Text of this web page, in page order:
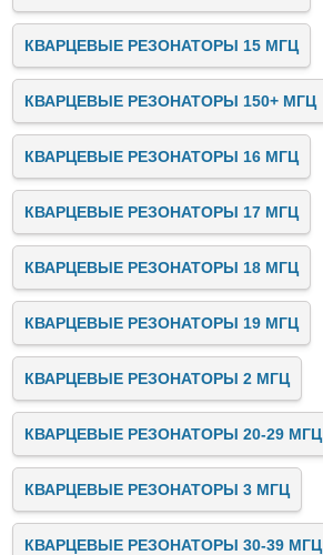
КВАРЦЕВЫЕ РЕЗОНАТОРЫ 15 МГЦ
КВАРЦЕВЫЕ РЕЗОНАТОРЫ 150+ МГЦ
КВАРЦЕВЫЕ РЕЗОНАТОРЫ 16 МГЦ
КВАРЦЕВЫЕ РЕЗОНАТОРЫ 17 МГЦ
КВАРЦЕВЫЕ РЕЗОНАТОРЫ 18 МГЦ
КВАРЦЕВЫЕ РЕЗОНАТОРЫ 19 МГЦ
КВАРЦЕВЫЕ РЕЗОНАТОРЫ 2 МГЦ
КВАРЦЕВЫЕ РЕЗОНАТОРЫ 20-29 МГЦ
КВАРЦЕВЫЕ РЕЗОНАТОРЫ 3 МГЦ
КВАРЦЕВЫЕ РЕЗОНАТОРЫ 30-39 МГЦ